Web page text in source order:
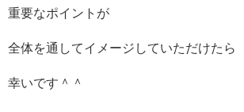
重要なポイントが
全体を通してイメージしていただけたら
幸いです＾＾